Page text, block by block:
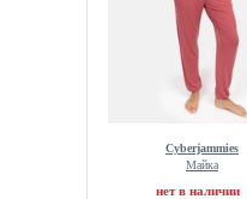
Cyberjammies
Майка
нет в наличии